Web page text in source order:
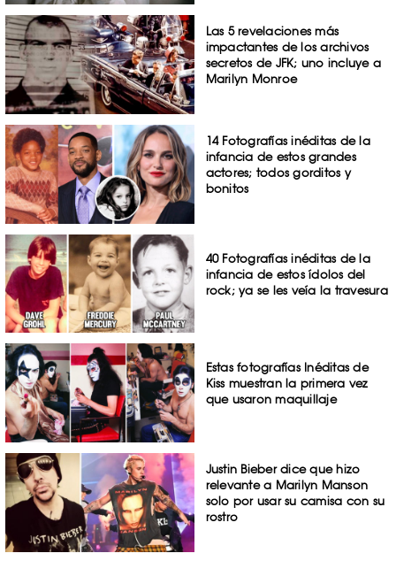
Las 5 revelaciones más
impactantes de los archivos
secretos de JFK; uno incluye a
Marilyn Monroe
14 Fotografías inéditas de la
infancia de estos grandes
actores; todos gorditos y
bonitos
40 Fotografías inéditas de la
infancia de estos ídolos del
rock; ya se les veía la travesura
Estas fotografías Inéditas de
Kiss muestran la primera vez
que usaron maquillaje
Justin Bieber dice que hizo
relevante a Marilyn Manson
solo por usar su camisa con su
rostro